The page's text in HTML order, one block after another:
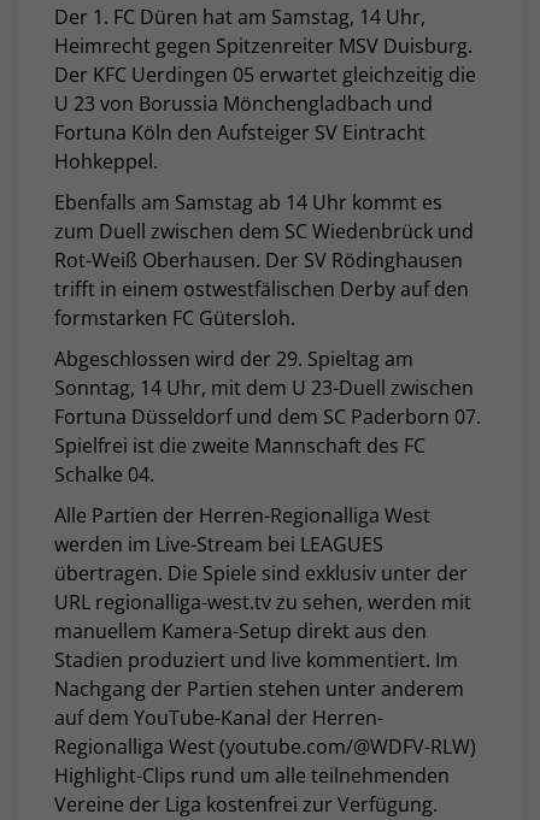
Der 1. FC Düren hat am Samstag, 14 Uhr,
Heimrecht gegen Spitzenreiter MSV Duisburg.
Der KFC Uerdingen 05 erwartet gleichzeitig die
U 23 von Borussia Mönchengladbach und
Fortuna Köln den Aufsteiger SV Eintracht
Hohkeppel.
Ebenfalls am Samstag ab 14 Uhr kommt es
zum Duell zwischen dem SC Wiedenbrück und
Rot-Weiß Oberhausen. Der SV Rödinghausen
trifft in einem ostwestfälischen Derby auf den
formstarken FC Gütersloh.
Abgeschlossen wird der 29. Spieltag am
Sonntag, 14 Uhr, mit dem U 23-Duell zwischen
Fortuna Düsseldorf und dem SC Paderborn 07.
Spielfrei ist die zweite Mannschaft des FC
Schalke 04.
Alle Partien der Herren-Regionalliga West
werden im Live-Stream bei LEAGUES
übertragen. Die Spiele sind exklusiv unter der
URL regionalliga-west.tv zu sehen, werden mit
manuellem Kamera-Setup direkt aus den
Stadien produziert und live kommentiert. Im
Nachgang der Partien stehen unter anderem
auf dem YouTube-Kanal der Herren-
Regionalliga West (youtube.com/@WDFV-RLW)
Highlight-Clips rund um alle teilnehmenden
Vereine der Liga kostenfrei zur Verfügung.